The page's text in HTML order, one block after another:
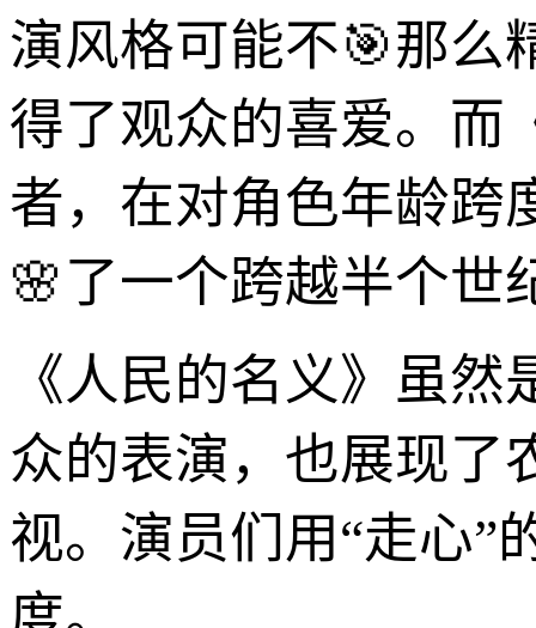
演风格可能不🎯那么
得了观众的喜爱。而
者，在对角色年龄跨
🌸了一个跨越半个世
《人民的名义》虽
众的表演，也展现了
视。演员们用“走心”